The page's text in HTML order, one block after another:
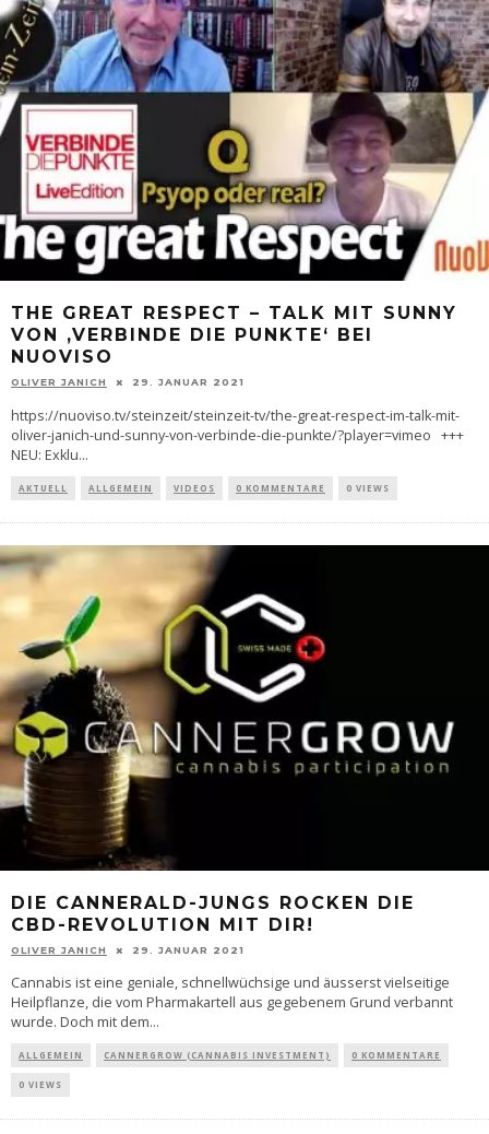
THE GREAT RESPECT – TALK MIT SUNNY
VON ‚VERBINDE DIE PUNKTE‘ BEI
NUOVISO
OLIVER JANICH 29. JANUAR 2021
https://nuoviso.tv/steinzeit/steinzeit-tv/the-great-respect-im-talk-mit-
oliver-janich-und-sunny-von-verbinde-die-punkte/?player=vimeo +++
NEU: Exklu...
AKTUELL ALLGEMEIN VIDEOS 0 KOMMENTARE 0 VIEWS
DIE CANNERALD-JUNGS ROCKEN DIE
CBD-REVOLUTION MIT DIR!
OLIVER JANICH 29. JANUAR 2021
Cannabis ist eine geniale, schnellwüchsige und äusserst vielseitige
Heilpflanze, die vom Pharmakartell aus gegebenem Grund verbannt
wurde. Doch mit dem...
ALLGEMEIN CANNERGROW (CANNABIS INVESTMENT) 0 KOMMENTARE
0 VIEWS